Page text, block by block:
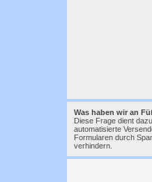
Was haben wir an
Diese Frage dient
automatisierte
Formularen durch
verhindern.